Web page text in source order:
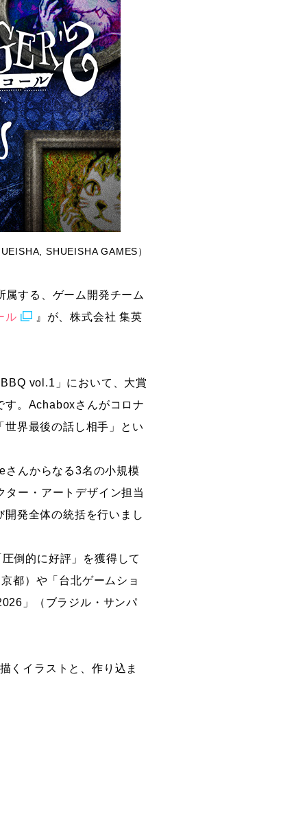
SHUEISHA GAMES）
する、ゲーム開発チーム
ル
』が、株式会社 集英
vol.1」において、大賞
す。Achaboxさんがコロナ
界最後の話し相手」とい
さんからなる3名の小規模
ー・アートデザイン担当
発全体の統括を行いまし
倒的に好評」を獲得して
都）や「台北ゲームショ
」（ブラジル・サンパ
くイラストと、作り込ま